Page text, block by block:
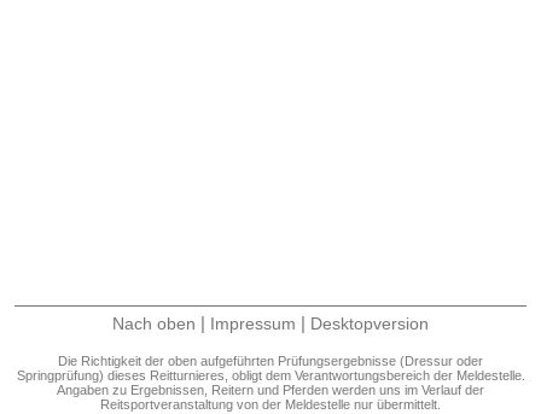
Nach oben | Impressum | Desktopversion
Die Richtigkeit der oben aufgeführten Prüfungsergebnisse (Dressur oder
Springprüfung) dieses Reitturnieres, obligt dem Verantwortungsbereich der Meldestelle.
Angaben zu Ergebnissen, Reitern und Pferden werden uns im Verlauf der
Reitsportveranstaltung von der Meldestelle nur übermittelt.